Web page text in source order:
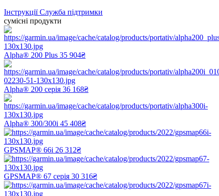
Інструкції Служба підтримки
сумісні продукти
Alpha® 200 Plus 35 904₴
Alpha® 200 серія 36 168₴
Alpha® 300/300i 45 408₴
GPSMAP® 66i 26 312₴
GPSMAP® 67 серія 30 316₴